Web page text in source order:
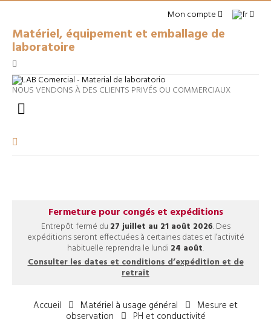
Mon compte
Matériel, équipement et emballage de
laboratoire
NOUS VENDONS À DES CLIENTS PRIVÉS OU COMMERCIAUX

Fermeture pour congés et expéditions
Entrepôt fermé du 27 juillet au 21 août 2026. Des
expéditions seront effectuées à certaines dates et l’activité
habituelle reprendra le lundi 24 août.
Consulter les dates et conditions d’expédition et de
retrait
Accueil Matériel à usage général Mesure et
observation PH et conductivité